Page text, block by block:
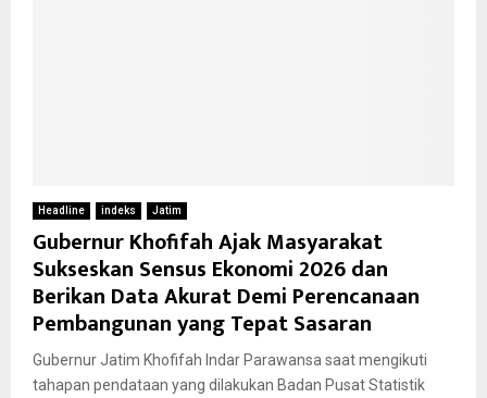
Headline indeks Jatim
Gubernur Khofifah Ajak Masyarakat
Sukseskan Sensus Ekonomi 2026 dan
Berikan Data Akurat Demi Perencanaan
Pembangunan yang Tepat Sasaran
Gubernur Jatim Khofifah Indar Parawansa saat mengikuti
tahapan pendataan yang dilakukan Badan Pusat Statistik